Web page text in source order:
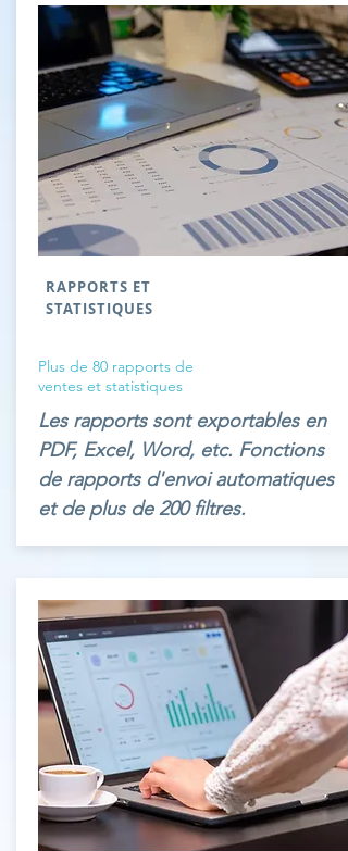
RAPPORTS ET
STATISTIQUES
Plus de 80 rapports de
ventes et statistiques
Les rapports sont exportables en
PDF, Excel, Word, etc. Fonctions
de rapports d'envoi automatiques
et de plus de 200 filtres.